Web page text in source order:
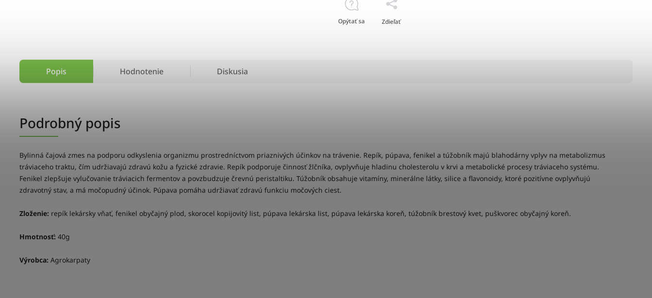
Opýtať sa Zdieľať
Popis Hodnotenie Diskusia
Podrobný popis
Bylinná čajová zmes na podporu odkyslenia organizmu prostredníctvom priaznivých účinkov na trávenie. Repík, púpava, fenikel a túžobník majú blahodárny vplyv na metabolizmus
tráviaceho traktu, čím udržiavajú zdravú kožu a fyzické zdravie. Repík podporuje činnosť žlčníka, ovplyvňuje hladinu cholesterolu v krvi a metabolické procesy tráviaceho systému.
Fenikel zlepšuje vylučovanie tráviacich fermentov a povzbudzuje črevnú peristaltiku. Túžobník obsahuje vitamíny, minerálne látky, silice a flavonoidy, ktoré pozitívne ovplyvňujú
zdravotný stav, a má močopudný účinok. Púpava pomáha udržiavať zdravú funkciu močových ciest.
Zloženie: repík lekársky vňať, fenikel obyčajný plod, skorocel kopijovitý list, púpava lekárska list, púpava lekárska koreň, túžobník brestový kvet, puškvorec obyčajný koreň.
Hmotnosť: 40g
Výrobca: Agrokarpaty